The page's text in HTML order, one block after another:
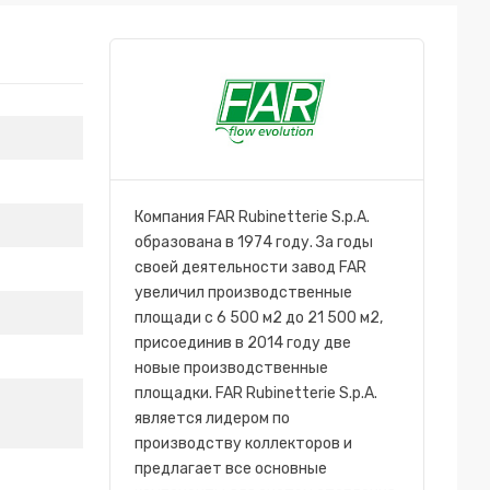
Компания FAR Rubinetterie S.p.A.
образована в 1974 году. За годы
своей деятельности завод FAR
увеличил производственные
площади с 6 500 м2 до 21 500 м2,
присоединив в 2014 году две
новые производственные
площадки. FAR Rubinetterie S.p.A.
является лидером по
производству коллекторов и
предлагает все основные